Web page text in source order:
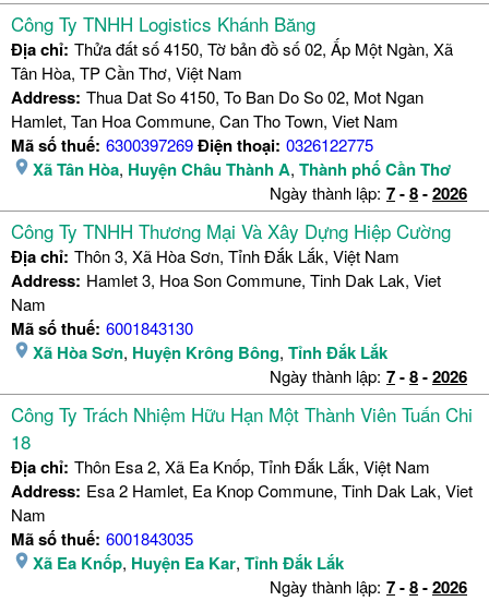
Công Ty TNHH Logistics Khánh Băng
Địa chỉ: Thửa đất số 4150, Tờ bản đồ số 02, Ấp Một Ngàn, Xã
Tân Hòa, TP Cần Thơ, Việt Nam
Address: Thua Dat So 4150, To Ban Do So 02, Mot Ngan
Hamlet, Tan Hoa Commune, Can Tho Town, Viet Nam
Mã số thuế: 6300397269Điện thoại: 0326122775
Xã Tân Hòa, Huyện Châu Thành A, Thành phố Cần Thơ
Ngày thành lập: 7-8-2026
Công Ty TNHH Thương Mại Và Xây Dựng Hiệp Cường
Địa chỉ: Thôn 3, Xã Hòa Sơn, Tỉnh Đắk Lắk, Việt Nam
Address: Hamlet 3, Hoa Son Commune, Tinh Dak Lak, Viet
Nam
Mã số thuế: 6001843130
Xã Hòa Sơn, Huyện Krông Bông, Tỉnh Đắk Lắk
Ngày thành lập: 7-8-2026
Công Ty Trách Nhiệm Hữu Hạn Một Thành Viên Tuấn Chi
18
Địa chỉ: Thôn Esa 2, Xã Ea Knốp, Tỉnh Đắk Lắk, Việt Nam
Address: Esa 2 Hamlet, Ea Knop Commune, Tinh Dak Lak, Viet
Nam
Mã số thuế: 6001843035
Xã Ea Knốp, Huyện Ea Kar, Tỉnh Đắk Lắk
Ngày thành lập: 7-8-2026